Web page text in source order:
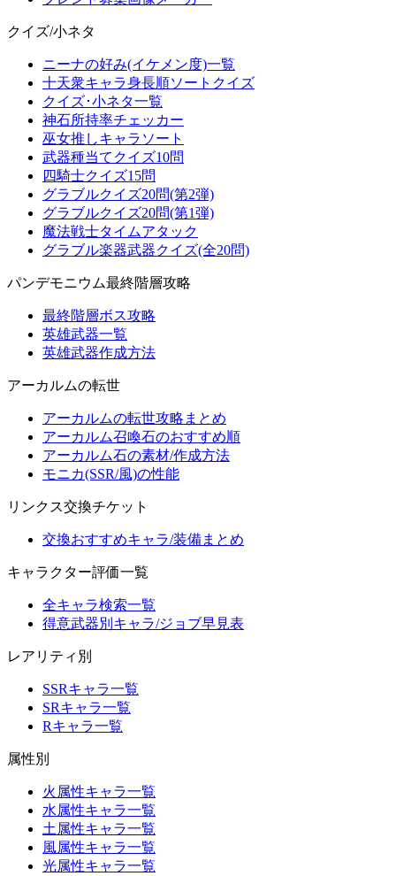
クイズ/小ネタ
ニーナの好み(イケメン度)一覧
十天衆キャラ身長順ソートクイズ
クイズ･小ネタ一覧
神石所持率チェッカー
巫女推しキャラソート
武器種当てクイズ10問
四騎士クイズ15問
グラブルクイズ20問(第2弾)
グラブルクイズ20問(第1弾)
魔法戦士タイムアタック
グラブル楽器武器クイズ(全20問)
パンデモニウム最終階層攻略
最終階層ボス攻略
英雄武器一覧
英雄武器作成方法
アーカルムの転世
アーカルムの転世攻略まとめ
アーカルム召喚石のおすすめ順
アーカルム石の素材/作成方法
モニカ(SSR/風)の性能
リンクス交換チケット
交換おすすめキャラ/装備まとめ
キャラクター評価一覧
全キャラ検索一覧
得意武器別キャラ/ジョブ早見表
レアリティ別
SSRキャラ一覧
SRキャラ一覧
Rキャラ一覧
属性別
火属性キャラ一覧
水属性キャラ一覧
土属性キャラ一覧
風属性キャラ一覧
光属性キャラ一覧